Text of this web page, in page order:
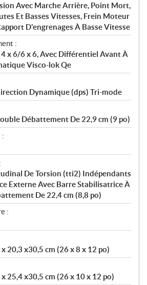
Avec Marche Arrière, Point Mort,
Et Basses Vitesses, Frein Moteur
D'engrenages À Basse Vitesse
:
x 6/6 x 6, Avec Différentiel Avant À
Visco-lok Qe
Dynamique (dps) Tri-mode
Débattement De 22,9 cm (9 po)
:
De Torsion (tti2) Indépendants
Externe Avec Barre Stabilisatrice À
De 22,4 cm (8,8 po)
:
20,3 x30,5 cm (26 x 8 x 12 po)
25,4 x30,5 cm (26 x 10 x 12 po)